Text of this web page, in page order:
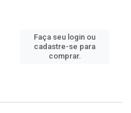
Faça seu login ou
cadastre-se para
comprar.